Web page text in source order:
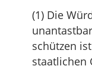
(1) Die
schützen
staatlichen